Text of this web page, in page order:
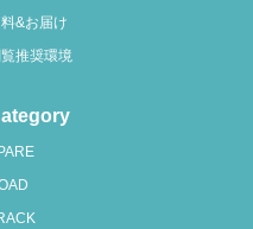
&お届け
推奨環境